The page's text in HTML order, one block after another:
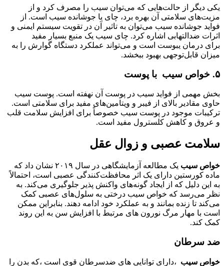
یکی دیگر از حالت‌هایی که می‌توان سیب را مصرف کرد و از
مزیت‌های سلامتی آن بهره برد، چای یا جوشانده سیب است. از
فواید جوشانده سیب می‌توان به تاثیر آن در تقویت سیستم ایمنی و
اثرات ضدالتهابی اشاره کرد. چای سیب یک منبع بسیار مفید
برای درمان یبوست است و می‌تواند عملکرد دستگاه گوارش را به
میزان قابل‌توجهی بهبود ببخشد.
۵. خواص سیب با پوست
بخش مهمی از فواید سیب در پوست آن نهفته است. پوست سیب
حاوی مقادیر بالای از فیبر و ویتامین‌های مفید برای سلامتی است.
ترکیبات موجود در پوست سیب خصوصاً برای افزایش سلامت قلب
و عروق و کاهش کلسترول مفید است.
سلامت عصبی و زوال عقل
خواص سیب
یک مطالعه آزمایشگاهی در سال ۲۰۱۹ نشان داد که
ماده کورستین دارای یک اثر محافظت‌کنندگی عصبی است، احتمالاً
به این دلیل که از ایجاد گونه‌های واکنش پذیر جلوگیری می‌کند. به
نظر می‌رسد که خواص سیب درختی به سلول‌های عصبی کمک
می‌کند تا زنده بمانند و به عملکرد خود ادامه دهند. بنابراین ممکن
است با مهار مرگ نورون های مرتبط با افزایش سن به این روند
کمک کند.
ضد سرطان
خواص سیب ،دارای توانایی های ضدسرطان قوی است ،که بدن را